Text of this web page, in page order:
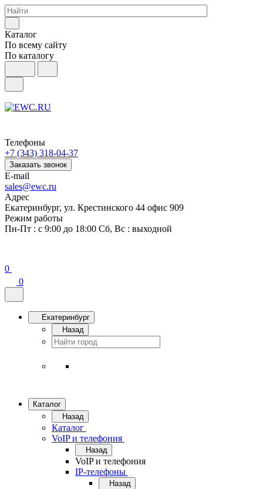
Каталог
По всему сайту
По каталогу
Телефоны
+7 (343) 318-04-37
Заказать звонок
E-mail
sales@ewc.ru
Адрес
Екатеринбург, ул. Крестинского 44 офис 909
Режим работы
Пн-Пт : с 9:00 до 18:00 Сб, Вс : выходной
0
0
Екатеринбург
Назад
Каталог
Назад
Каталог
VoIP и телефония
Назад
VoIP и телефония
IP-телефоны
Назад